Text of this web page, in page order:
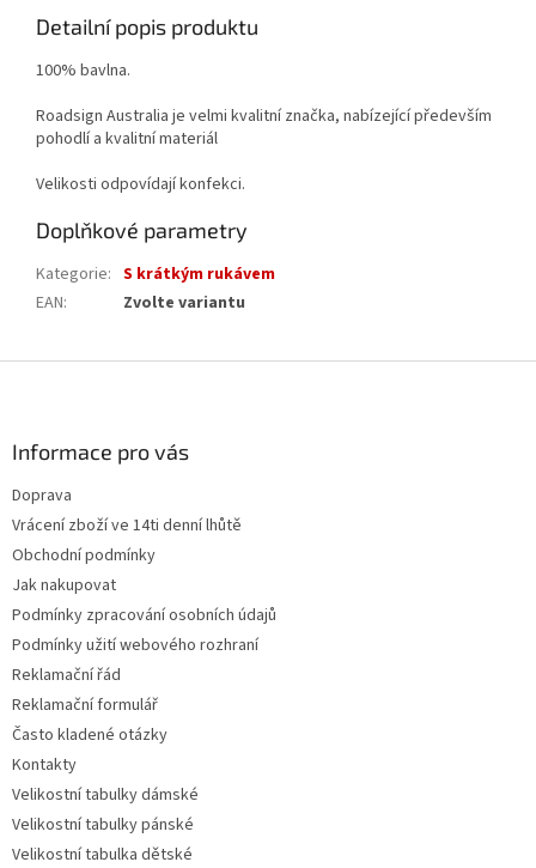
Detailní popis produktu
100% bavlna.
Roadsign Australia je velmi kvalitní značka, nabízející především
pohodlí a kvalitní materiál
Velikosti odpovídají konfekci.
Doplňkové parametry
Kategorie: S krátkým rukávem
EAN: Zvolte variantu
Informace pro vás
Doprava
Vrácení zboží ve 14ti denní lhůtě
Obchodní podmínky
Jak nakupovat
Podmínky zpracování osobních údajů
Podmínky užití webového rozhraní
Reklamační řád
Reklamační formulář
Často kladené otázky
Kontakty
Velikostní tabulky dámské
Velikostní tabulky pánské
Velikostní tabulka dětské